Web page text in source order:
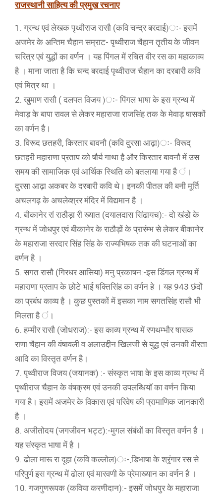
राजस्थानी साहित्य की प्रमुख रचनाए
1. ग्रन्थ एवं लेखक पृथ्वीराज रासौ (कवि चन्द्र बरदाई)ः- इसमें
अजमेर के अन्तिम चैहान सम्राट- पृथ्वीराज चैहान तृतीय के जीवन
चरित्र एवं युद्धों का वर्णन । यह पिंगल में रचित वीर रस का महाकाव्य
है । माना जाता है कि चन्द बरदाई पृथ्वीराज चैहान का दरबारी कवि
एवं मित्र था ।
2. खुमाण रासौ ( दलपत विजय )ः- पिंगल भाषा के इस ग्रन्थ में
मेवाड़ के बापा रावल से लेकर महाराजा राजसिंह तक के मेवाड़ षासकों
का वर्णन है।
3. विरूद छतहरी, किरतार बावनौ (कवि दुरसा आढ़ा)ः- विरूद्
छतहरी महाराणा प्रताप को षौर्य गाथा है और किरतार बावनौ में उस
समय की सामाजिक एवं आर्थिक स्थिति को बतलाया गया है ं।
दुरसा आढ़ा अकबर के दरबारी कवि थे। इनकी पीतल की बनी मूर्ति
अचलगढ़ के अचलेव्श्रर मंदिर में विद्यमान है ।
4. बीकानेर रां राठौड़ा री ख्यात (दयालदास सिंढायच):- दो खंडोे के
ग्रन्थ में जोधपुर एवं बीकानेर के राठौड़ों के प्रारंम्भ से लेकर बीकानेर
के महाराजा सरदार सिंह सिंह के राज्यभिषक तक की घटनाओं का
वर्णन है ।
5. सगत रासौ (गिरधर आसिया) मनु प्रकाषन:-इस डिंगल ग्रन्थ में
महाराणा प्रताप के छोटे भाई षक्तिसिंह का वर्णन हे । यह 943 छंदों
का प्रबंध काव्य है । कुछ पुस्तकों में इसका नाम सगतसिंह रासौ भी
मिलता है ं।
6. हम्मीर रासौ (जोधराज):- इस काव्य ग्रन्थ में रणथम्भौर षासक
राणा चैहान की वंषावली व अलाउद्दीन खिलजी से युद्ध एवं उनकी वीरता
आदि का विस्तृत वर्णन है।
7. पृथ्वीराज विजय (जयानक) :- संस्कृत भाषा के इस काव्य ग्रन्थ में
पृथ्वीराज चैहान के वंषक्रम एवं उनकी उपलब्धियाॅ का वर्णन किया
गया है। इसमें अजमेर के विकास एवं परिवेष की प्रामाणिक जानकारी
है ।
8. अजीतोदय (जगजीवन भट्ट):-मुगल संबंधों का विस्तृत वर्णन है ।
यह संस्कृत भाषा में है ।
9. ढोला मारू रा दूहा (कवि कल्लोल)ः- डि़भाषा के श्रृंगार रस से
परिपुर्ण इस ग्रन्थ में ढोला एवं मारवणी के प्रेमाख्यान का वर्णन है ।
10. गजगुणरूपक (कविया करणीदान):- इसमें जोधपुर के महाराजा